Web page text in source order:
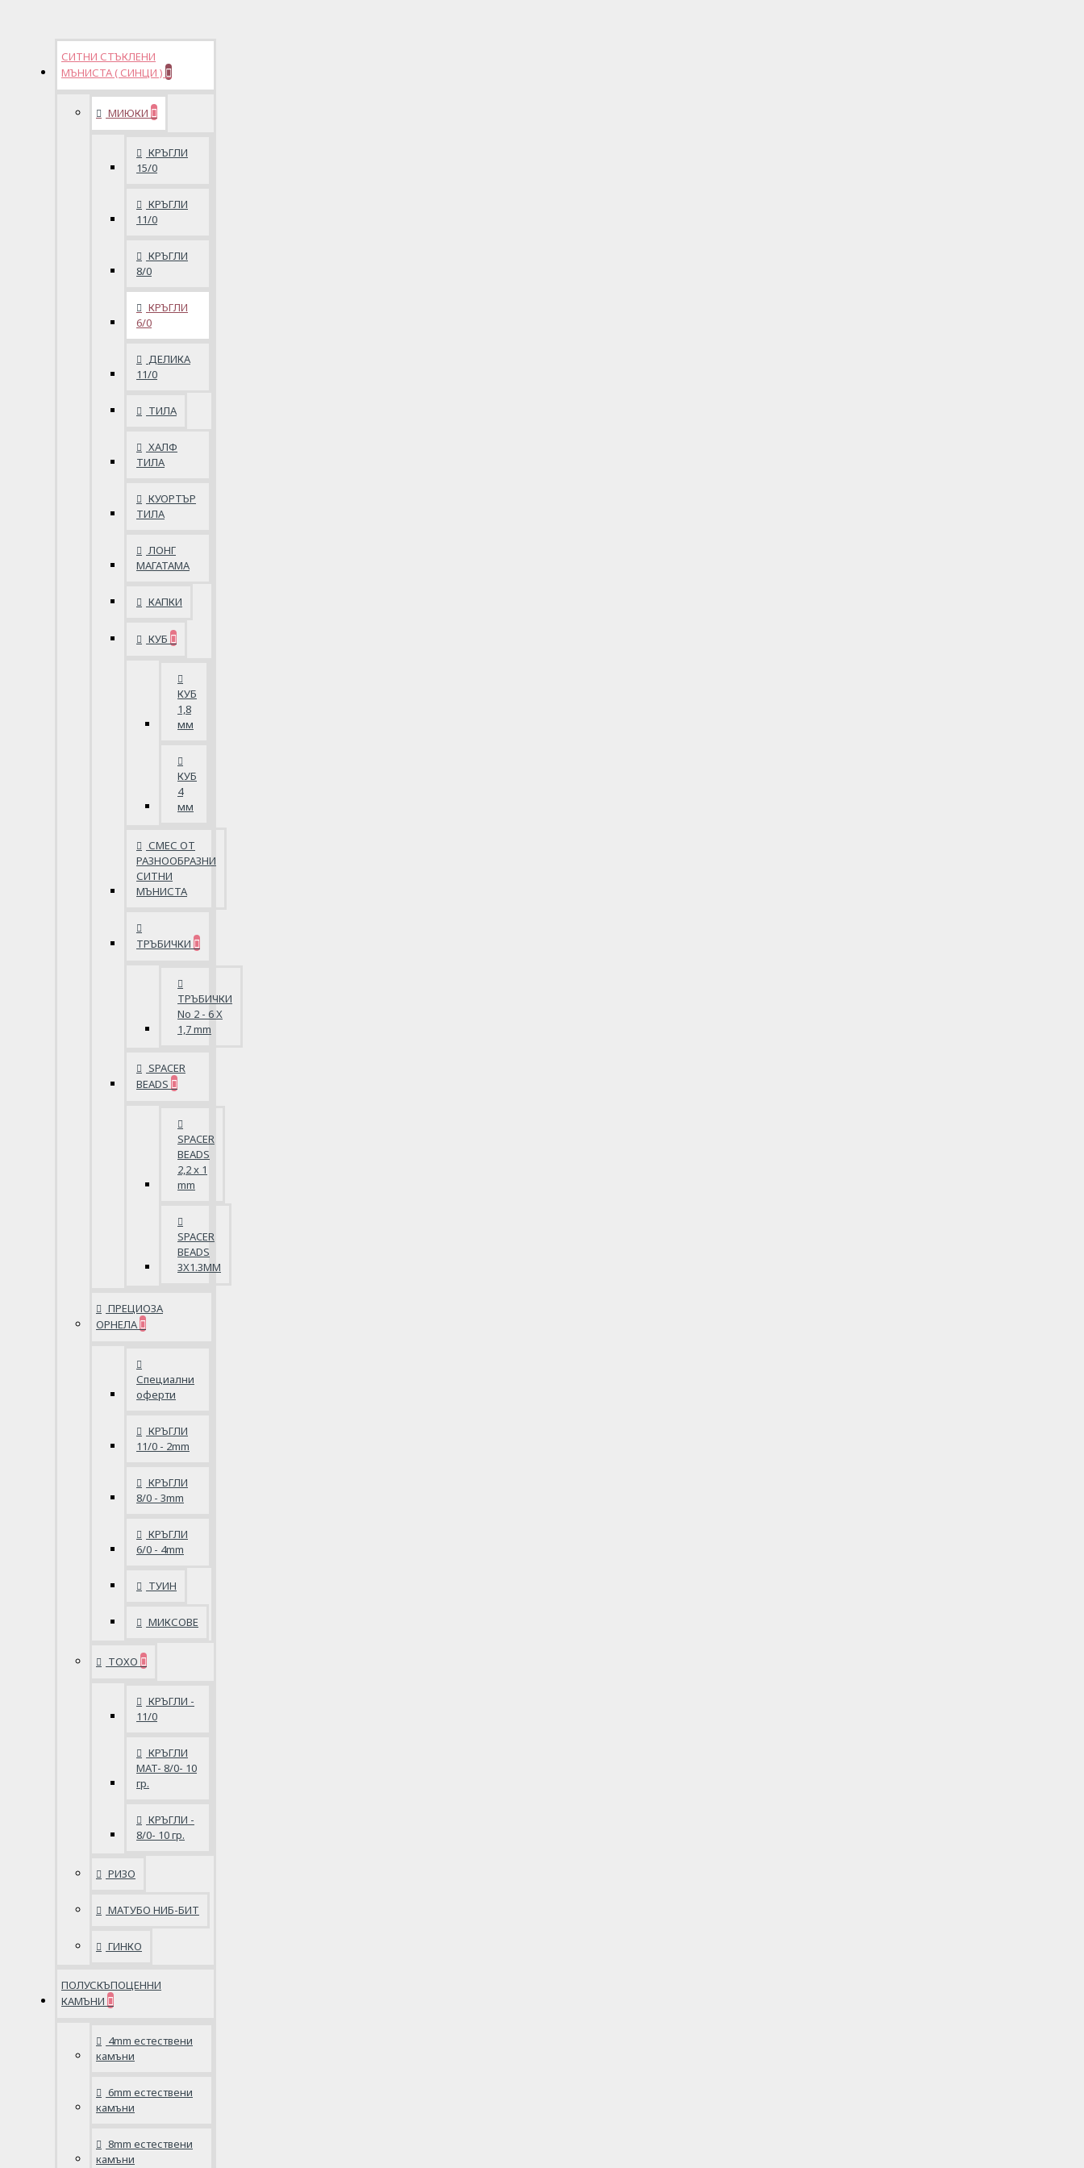
СИТНИ СТЪКЛЕНИ
МЪНИСТА ( СИНЦИ )
МИЮКИ
КРЪГЛИ
15/0
КРЪГЛИ
11/0
КРЪГЛИ
8/0
КРЪГЛИ
6/0
ДЕЛИКА
11/0
ТИЛА
ХАЛФ
ТИЛА
КУОРТЪР
ТИЛА
ЛОНГ
МАГАТАМА
КАПКИ
КУБ
КУБ
1,8
мм
КУБ
4
мм
СМЕС ОТ
РАЗНООБРАЗНИ
СИТНИ
МЪНИСТА
ТРЪБИЧКИ
ТРЪБИЧКИ
No 2 - 6 X
1,7 mm
SPACER
BEADS
SPACER
BEADS
2,2 x 1
mm
SPACER
BEADS
3X1.3MM
ПРЕЦИОЗА
ОРНЕЛА
Специални
оферти
КРЪГЛИ
11/0 - 2mm
КРЪГЛИ
8/0 - 3mm
КРЪГЛИ
6/0 - 4mm
ТУИН
МИКСОВЕ
ТОХО
КРЪГЛИ -
11/0
КРЪГЛИ
MAT- 8/0- 10
гр.
КРЪГЛИ -
8/0- 10 гр.
РИЗО
МАТУБО НИБ-БИТ
ГИНКО
ПОЛУСКЪПОЦЕННИ
КАМЪНИ
4mm естествени
камъни
6mm естествени
камъни
8mm естествени
камъни